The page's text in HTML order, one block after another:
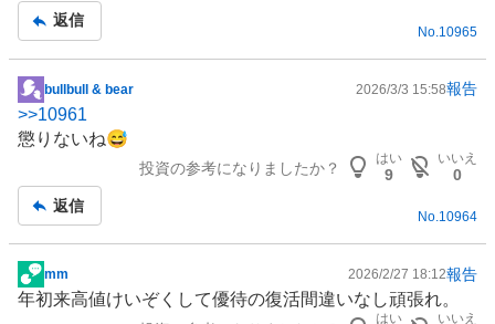
事
返信
No. 10965
掲
示
板
bullbull & bear 2026/3/3 15:58報告
>>10961
懲りないね😅
投資の参考になりましたか？
はい
9
いいえ
0
返信
No.10964
掲
示
mm 2026/2/27 18:12報告
年初来高値けいぞくして優待の復活間違いなし頑張れ。
はい いいえ